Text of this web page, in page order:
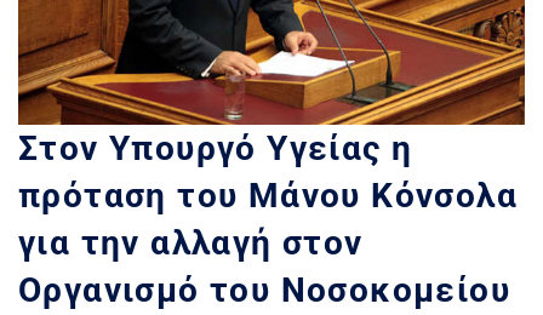
Στον Υπουργό Υγείας η
πρόταση του Μάνου Κόνσολα
για την αλλαγή στον
Οργανισμό του Νοσοκομείου